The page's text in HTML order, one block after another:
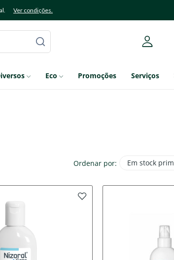
Ver condições.
Eco Promoções Serviços
Ordenar por: Em stock